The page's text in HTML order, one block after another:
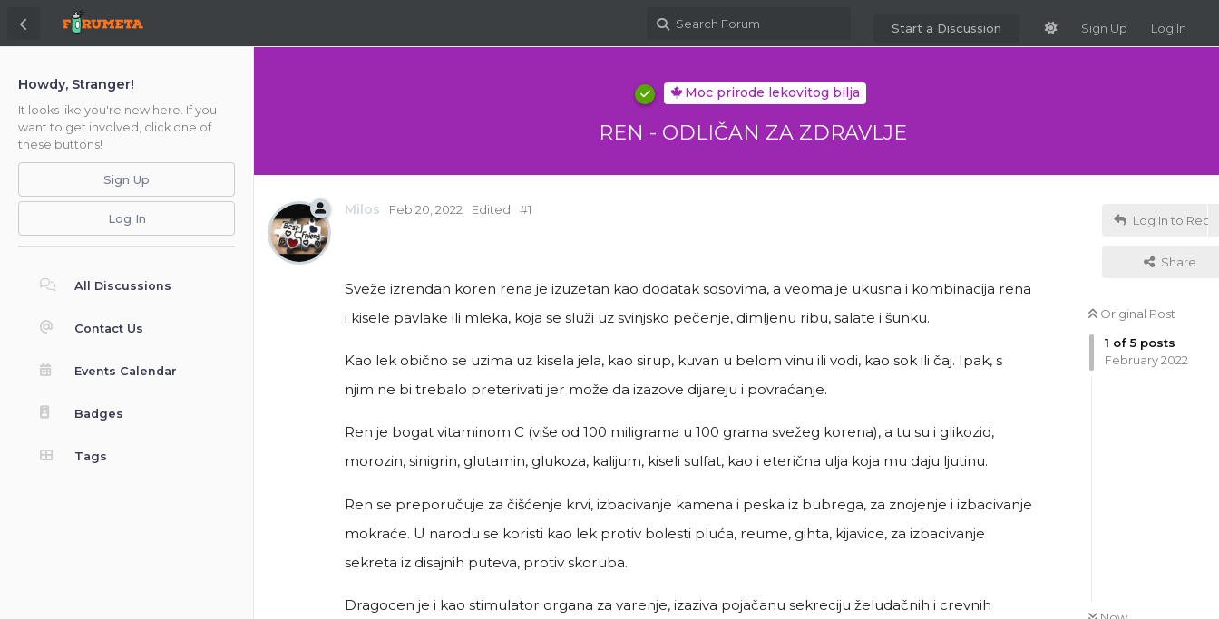
Howdy, Stranger!
It looks like you're new here. If you
want to get involved, click one of
these buttons!
Sign Up
Log In
All Discussions
Contact Us
Events Calendar
Badges
Tags
Start a Discussion Sign Up Log In
Moc prirode lekovitog bilja
REN - ODLIČAN ZA ZDRAVLJE
Log In to Reply
Share
Original Post
1 of 5 posts
February 2022
Milos Feb 20, 2022 Edited #1
Sveže izrendan koren rena je izuzetan kao dodatak sosovima, a veoma je ukusna i kombinacija rena
i kisele pavlake ili mleka, koja se služi uz svinjsko pečenje, dimljenu ribu, salate i šunku.
Kao lek obično se uzima uz kisela jela, kao sirup, kuvan u belom vinu ili vodi, kao sok ili čaj. Ipak, s
njim ne bi trebalo preterivati jer može da izazove dijareju i povraćanje.
Ren je bogat vitaminom C (više od 100 miligrama u 100 grama svežeg korena), a tu su i glikozid,
morozin, sinigrin, glutamin, glukoza, kalijum, kiseli sulfat, kao i eterična ulja koja mu daju ljutinu.
Ren se preporučuje za čišćenje krvi, izbacivanje kamena i peska iz bubrega, za znojenje i izbacivanje
mokraće. U narodu se koristi kao lek protiv bolesti pluća, reume, gihta, kijavice, za izbacivanje
sekreta iz disajnih puteva, protiv skoruba.
Dragocen je i kao stimulator organa za varenje, izaziva pojačanu sekreciju želudačnih i crevnih